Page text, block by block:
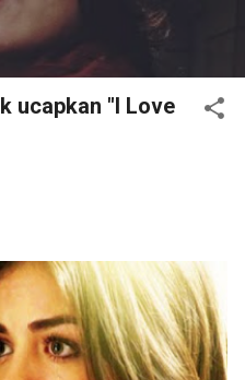
utama
ucapkan "I Love